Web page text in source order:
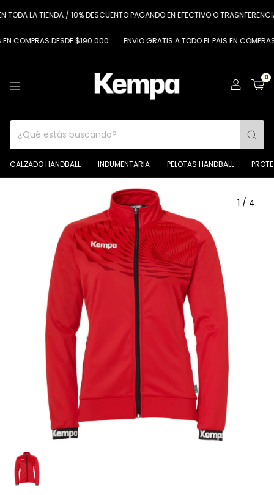
LA TIENDA / 10% DESCUENTO PAGANDO EN EFECTIVO O TRASNFERENCIA
DESDE $190.000 ENVIO GRATIS A TODO EL PAIS EN COMPRAS
0
CALZADO HANDBALL INDUMENTARIA PELOTAS HANDBALL
1 / 4